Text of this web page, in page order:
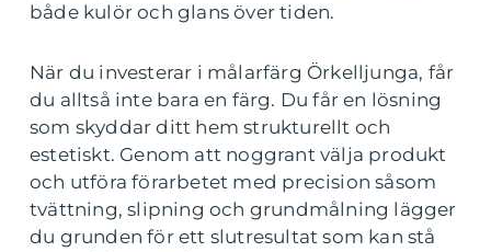
både kulör och glans över tiden.
När du investerar i målarfärg Örkelljunga, får
du alltså inte bara en färg. Du får en lösning
som skyddar ditt hem strukturellt och
estetiskt. Genom att noggrant välja produkt
och utföra förarbetet med precision såsom
tvättning, slipning och grundmålning lägger
du grunden för ett slutresultat som kan stå